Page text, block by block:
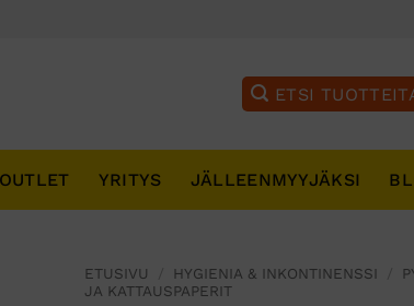
OUTLET YRITYS JÄLLEENMYYJÄKSI
ETUSIVU HYGIENIA & INKONTINENSSI
JA KATTAUSPAPERIT